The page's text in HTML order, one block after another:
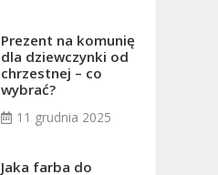
Prezent na komunię
dla dziewczynki od
chrzestnej – co
wybrać?
11 grudnia 2025
Jaka farba do